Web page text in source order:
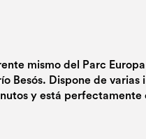
mismo del Parc
Besós. Dispone de varias
y está perfectamente